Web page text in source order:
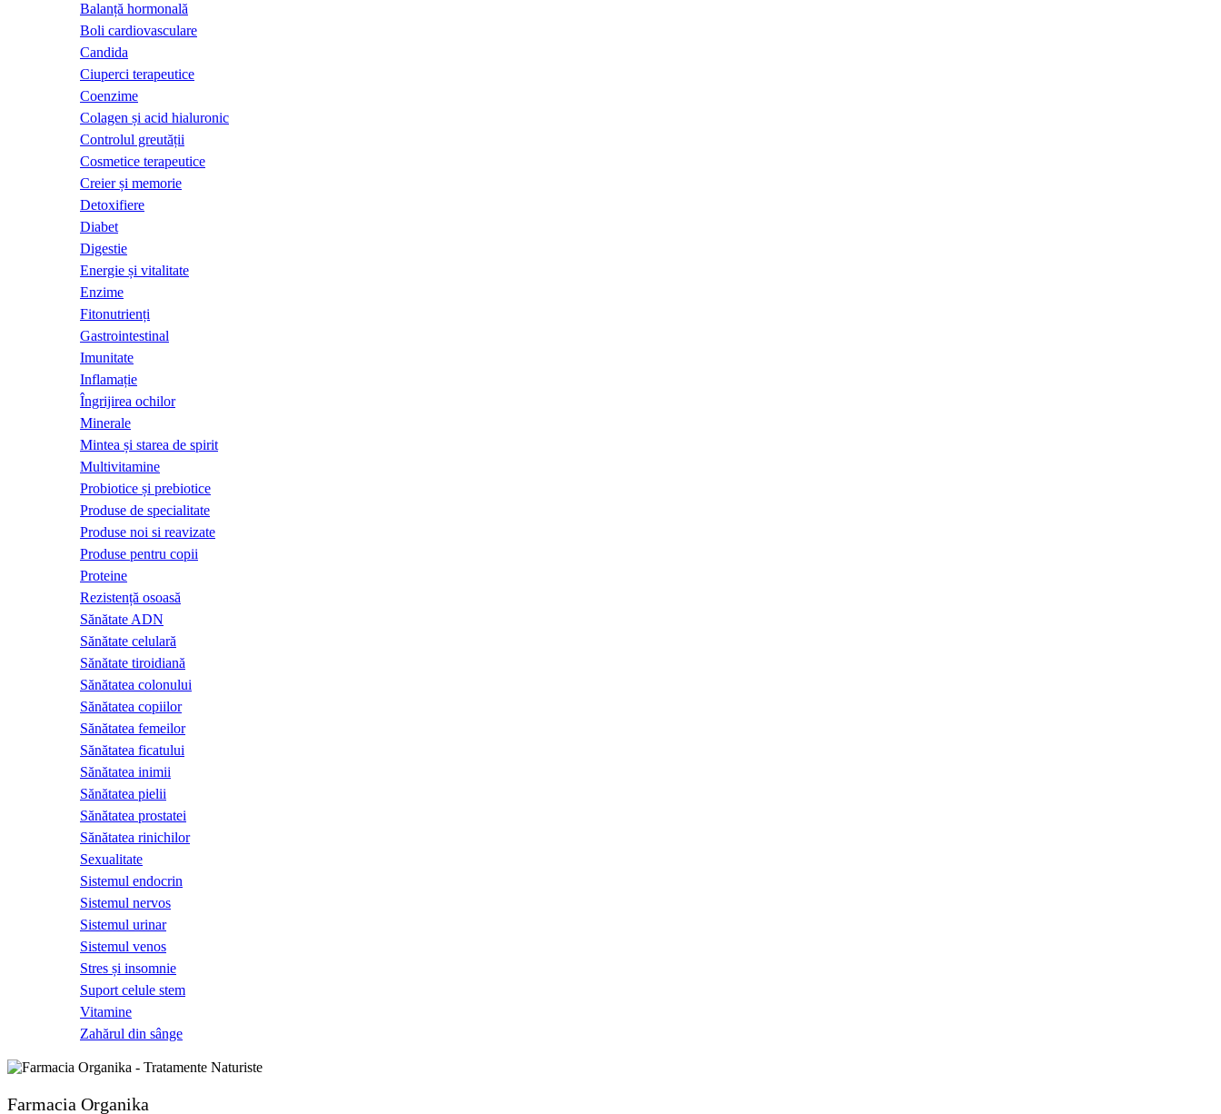
Balanță hormonală
Boli cardiovasculare
Candida
Ciuperci terapeutice
Coenzime
Colagen și acid hialuronic
Controlul greutății
Cosmetice terapeutice
Creier și memorie
Detoxifiere
Diabet
Digestie
Energie și vitalitate
Enzime
Fitonutrienți
Gastrointestinal
Imunitate
Inflamație
Îngrijirea ochilor
Minerale
Mintea și starea de spirit
Multivitamine
Probiotice și prebiotice
Produse de specialitate
Produse noi si reavizate
Produse pentru copii
Proteine
Rezistență osoasă
Sănătate ADN
Sănătate celulară
Sănătate tiroidiană
Sănătatea colonului
Sănătatea copiilor
Sănătatea femeilor
Sănătatea ficatului
Sănătatea inimii
Sănătatea pielii
Sănătatea prostatei
Sănătatea rinichilor
Sexualitate
Sistemul endocrin
Sistemul nervos
Sistemul urinar
Sistemul venos
Stres și insomnie
Suport celule stem
Vitamine
Zahărul din sânge
Farmacia Organika